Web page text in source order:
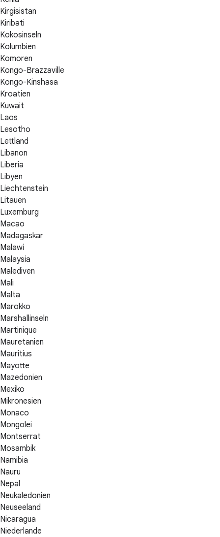
Kirgisistan
Kiribati
Kokosinseln
Kolumbien
Komoren
Kongo-Brazzaville
Kongo-Kinshasa
Kroatien
Kuwait
Laos
Lesotho
Lettland
Libanon
Liberia
Libyen
Liechtenstein
Litauen
Luxemburg
Macao
Madagaskar
Malawi
Malaysia
Malediven
Mali
Malta
Marokko
Marshallinseln
Martinique
Mauretanien
Mauritius
Mayotte
Mazedonien
Mexiko
Mikronesien
Monaco
Mongolei
Montserrat
Mosambik
Namibia
Nauru
Nepal
Neukaledonien
Neuseeland
Nicaragua
Niederlande